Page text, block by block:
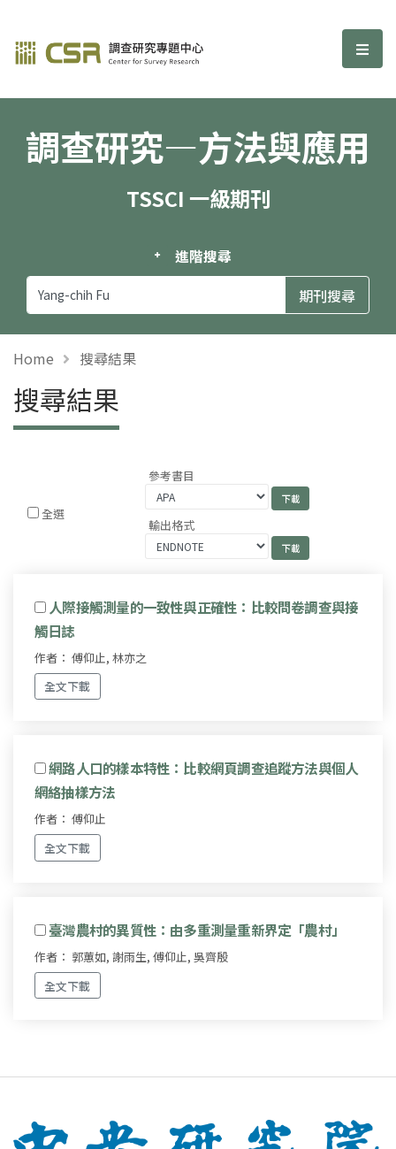
調查研究—方法與應用期刊 選
調查研究—方法與應用
TSSCI 一級期刊
進階搜尋
Home 搜尋結果
搜尋結果
全選
參考書目
輸出格式
人際接觸測量的一致性與正確性：比較問卷調查與接
觸日誌
作者： 傅仰止, 林亦之
全文下載
網路人口的樣本特性：比較網頁調查追蹤方法與個人
網絡抽樣方法
作者： 傅仰止
全文下載
臺灣農村的異質性：由多重測量重新界定「農村」
作者： 郭蕙如, 謝雨生, 傅仰止, 吳齊殷
全文下載